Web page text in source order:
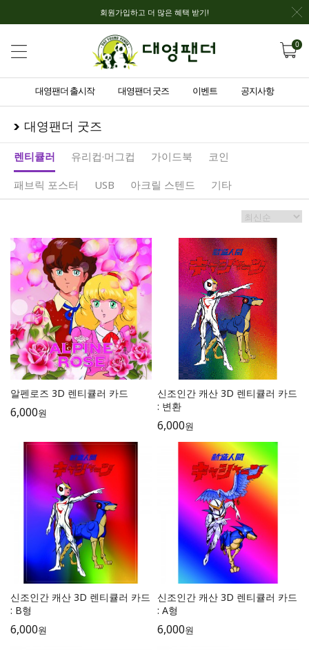
회원가입하고 더 많은 혜택 받기!
0
대영팬더 출시작 대영팬더 굿즈 이벤트 공지사항
대영팬더 굿즈
렌티큘러 유리컵·머그컵 가이드북 코인
패브릭 포스터 USB 아크릴 스텐드 기타
알펜로즈 3D 렌티큘러 카드
6,000원
신조인간 캐산 3D 렌티큘러 카드
: 변환
6,000원
신조인간 캐산 3D 렌티큘러 카드
: B형
6,000원
신조인간 캐산 3D 렌티큘러 카드
: A형
6,000원